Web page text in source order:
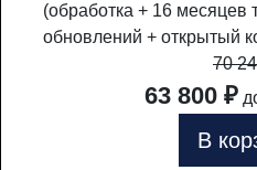
(обработка + 16 месяцев
обновлений + открытый
70
63 800 ₽
В